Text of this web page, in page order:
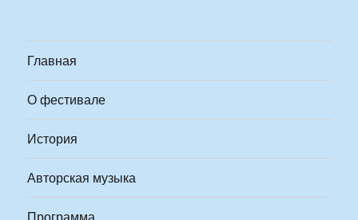
Главная
О фестивале
История
Авторская музыка